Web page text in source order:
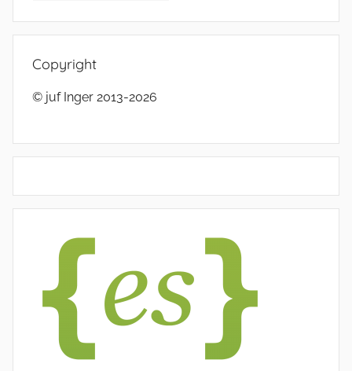
Copyright
© juf Inger 2013-2026